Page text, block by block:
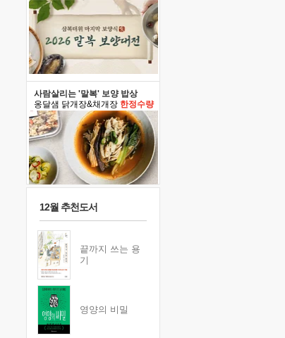
사람살리는 '말복' 보양 밥상
옹달샘 닭개장&채개장 한정수량
12월 추천도서
끝까지 쓰는 용
기
영양의 비밀